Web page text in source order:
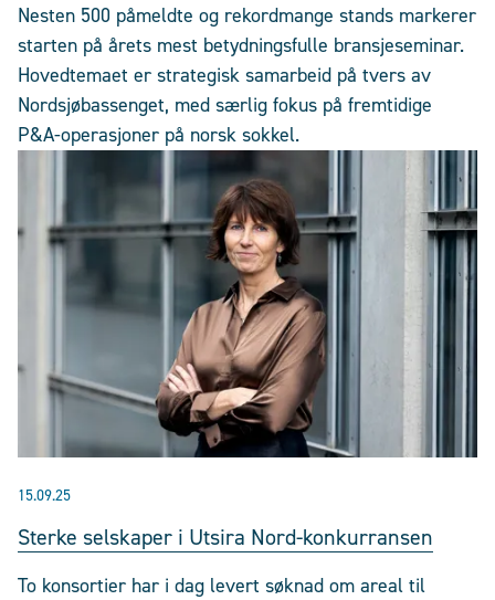
Nesten 500 påmeldte og rekordmange stands markerer
starten på årets mest betydningsfulle bransjeseminar.
Hovedtemaet er strategisk samarbeid på tvers av
Nordsjøbassenget, med særlig fokus på fremtidige
P&A-operasjoner på norsk sokkel.
15.09.25
Sterke selskaper i Utsira Nord-konkurransen
To konsortier har i dag levert søknad om areal til